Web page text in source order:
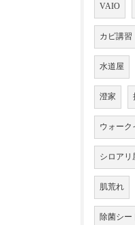
VAIO
カビ講習
水道屋
澄家
ウォーク
シロアリ
肌荒れ
除菌シー